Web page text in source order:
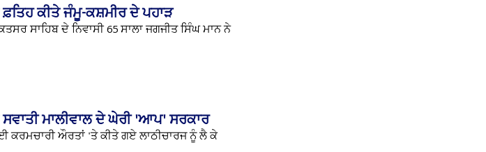
ਕੀਤੇ ਜੰਮੂ-ਕਸ਼ਮੀਰ ਦੇ ਪਹਾੜ
ਸਾਹਿਬ ਦੇ ਨਿਵਾਸੀ 65 ਸਾਲਾ ਜਗਜੀਤ ਸਿੰਘ ਮਾਨ ਨੇ
ਮਾਲੀਵਾਲ ਦੇ ਘੇਰੀ 'ਆਪ' ਸਰਕਾਰ
ਕਰਮਚਾਰੀ ਔਰਤਾਂ 'ਤੇ ਕੀਤੇ ਗਏ ਲਾਠੀਚਾਰਜ ਨੂੰ ਲੈ ਕੇ